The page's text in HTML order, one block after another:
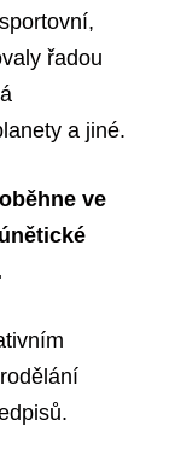
řadou
a jiné.
ve